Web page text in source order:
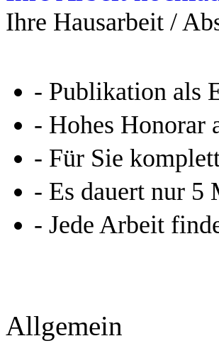
Ihre Hausarbeit /
- Publikation als
- Hohes Honorar
- Für Sie
- Es dauert nur 5
- Jede Arbeit
Allgemein